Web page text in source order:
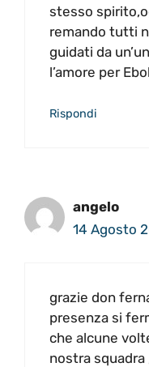
stesso
remando tutti
guidati da
l’amore per
Rispondi
angelo
14 Agosto
grazie don
presenza si
che alcune
nostra squadra